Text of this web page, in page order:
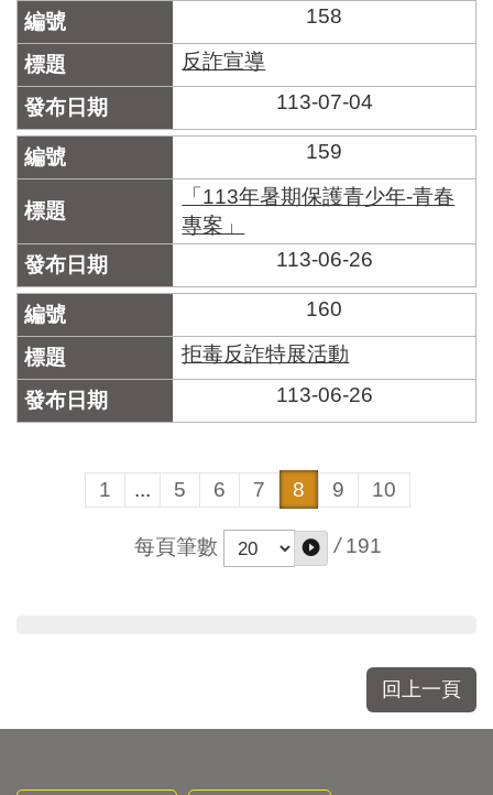
158
反詐宣導
113-07-04
159
「113年暑期保護青少年-青春
專案」
113-06-26
160
拒毒反詐特展活動
113-06-26
1 ... 5 6 7 8 9 10
每頁筆數 / 191
回上一頁